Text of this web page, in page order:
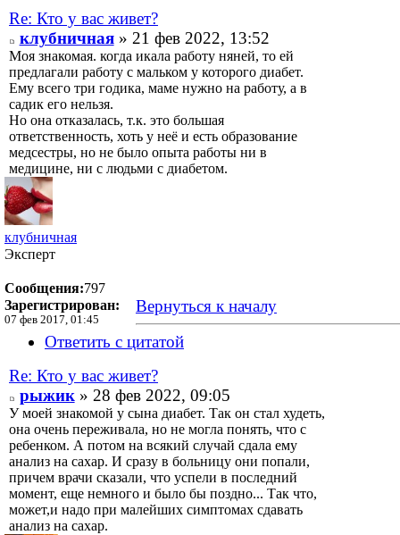
Re: Кто у вас живет?
клубничная» 21 фев 2022, 13:52
Моя знакомая. когда икала работу няней, то ей
предлагали работу с мальком у которого диабет.
Ему всего три годика, маме нужно на работу, а в
садик его нельзя.
Но она отказалась, т.к. это большая
ответственность, хоть у неё и есть образование
медсестры, но не было опыта работы ни в
медицине, ни с людьми с диабетом.
клубничная
Эксперт
Сообщения:797
Зарегистрирован:
07 фев 2017, 01:45
Вернуться к началу
Ответить с цитатой
Re: Кто у вас живет?
рыжик» 28 фев 2022, 09:05
У моей знакомой у сына диабет. Так он стал худеть,
она очень переживала, но не могла понять, что с
ребенком. А потом на всякий случай сдала ему
анализ на сахар. И сразу в больницу они попали,
причем врачи сказали, что успели в последний
момент, еще немного и было бы поздно... Так что,
может,и надо при малейших симптомах сдавать
анализ на сахар.